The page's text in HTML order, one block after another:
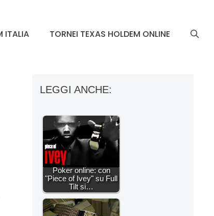
ITALIA TORNEI TEXAS HOLDEM ONLINE
LEGGI ANCHE:
Poker online: con
"Piece of Ivey" su Full
Tilt si…